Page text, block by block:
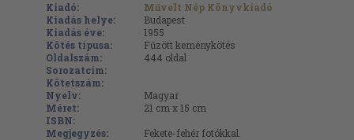
Kiadó:
Művelt Nép Könyvkiadó
Kiadás helye:
Budapest
Kiadás éve:
1955
Kötés típusa:
Fűzött keménykötés
Oldalszám:
444 oldal
Sorozatcím:
Kötetszám:
Nyelv:
Magyar
Méret:
21 cm x 15 cm
ISBN:
Megjegyzés:
Fekete-fehér fotókkal.